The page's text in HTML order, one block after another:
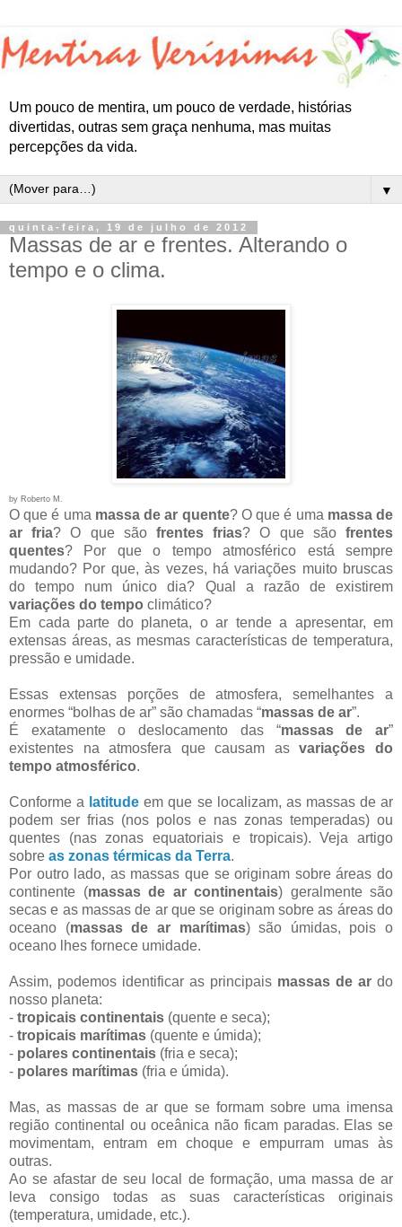
Um pouco de mentira, um pouco de verdade, histórias
divertidas, outras sem graça nenhuma, mas muitas
percepções da vida.
▼
quinta-feira, 19 de julho de 2012
Massas de ar e frentes. Alterando o
tempo e o clima.
by Roberto M.
O que é uma massa de ar quente? O que é uma massa de
ar fria? O que sãofrentes frias? O que sãofrentes
quentes? Por que o tempo atmosférico está sempre
mudando? Por que, às vezes, há variações muito bruscas
do tempo num único dia? Qual a razão de existirem
variações do tempo climático?
Em cada parte do planeta, o ar tende a apresentar, em
extensas áreas, as mesmas características de temperatura,
pressão e umidade.
Essas extensas porções de atmosfera, semelhantes a
enormes “bolhas de ar” são chamadas “massas de ar”.
É exatamente o deslocamento das “massas de ar”
existentes na atmosfera que causam asvariações do
tempo atmosférico.
Conforme a latitude em que se localizam, as massas de ar
podem ser frias (nos polos e nas zonas temperadas) ou
quentes (nas zonas equatoriais e tropicais). Veja artigo
sobre as zonas térmicas da Terra.
Por outro lado, as massas que se originam sobre áreas do
continente (massas de ar continentais) geralmente são
secas e as massas de ar que se originam sobre as áreas do
oceano (massas de ar marítimas) são úmidas, pois o
oceano lhes fornece umidade.
Assim, podemos identificar as principais massas de ar do
nosso planeta:
- tropicais continentais (quente e seca);
- tropicais marítimas (quente e úmida);
- polares continentais (fria e seca);
- polares marítimas (fria e úmida).
Mas, as massas de ar que se formam sobre uma imensa
região continental ou oceânica não ficam paradas. Elas se
movimentam, entram em choque e empurram umas às
outras.
Ao se afastar de seu local de formação, uma massa de ar
leva consigo todas as suas características originais
(temperatura, umidade, etc.).